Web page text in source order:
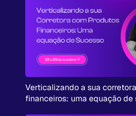
Verticalizando a sua
financeiros: uma equação de